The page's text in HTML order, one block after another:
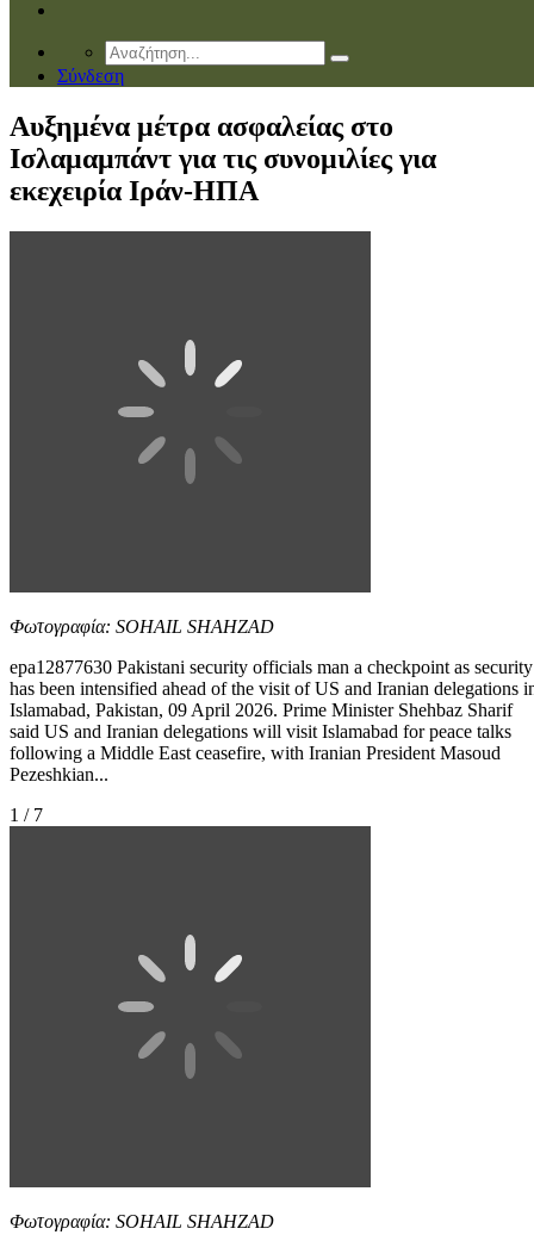
Σύνδεση
Αυξημένα μέτρα ασφαλείας στο
Ισλαμαμπάντ για τις συνομιλίες για
εκεχειρία Ιράν-ΗΠΑ
Φωτογραφία: SOHAIL SHAHZAD
epa12877630 Pakistani security officials man a checkpoint as security
has been intensified ahead of the visit of US and Iranian delegations
Islamabad, Pakistan, 09 April 2026. Prime Minister Shehbaz Sharif
said US and Iranian delegations will visit Islamabad for peace talks
following a Middle East ceasefire, with Iranian President Masoud
Pezeshkian...
1 / 7
Φωτογραφία: SOHAIL SHAHZAD